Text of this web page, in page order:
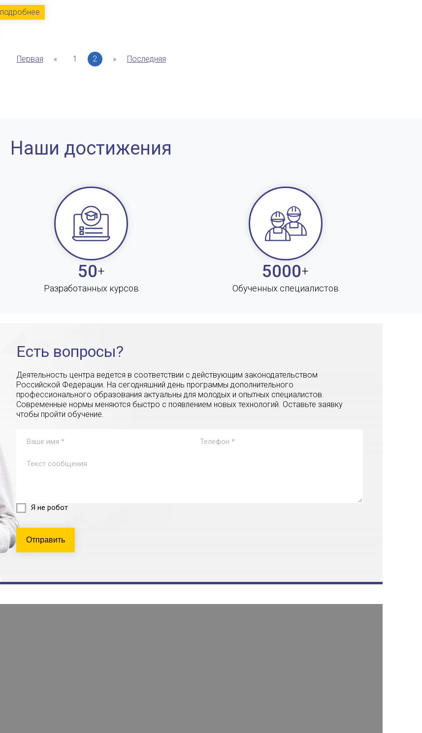
подробнее
Первая « 1 2 » Последняя
Наши достижения
50+
Разработанных курсов
5000+
Обученных специалистов
Есть вопросы?
Деятельность центра ведется в соответствии с действующим законодательством
Российской Федерации. На сегодняшний день программы дополнительного
профессионального образования актуальны для молодых и опытных специалистов.
Современные нормы меняются быстро с появлением новых технологий. Оставьте заявку
чтобы пройти обучение.
Я не робот
Отправить